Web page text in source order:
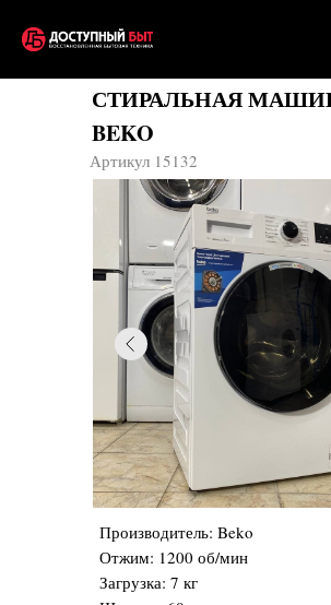
СТИРАЛЬНАЯ
BEKO
Производитель: Beko
Отжим: 1200 об/мин
Загрузка: 7 кг
Артикул 15132